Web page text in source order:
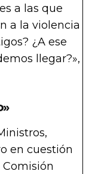
a las que
a la violencia
¿A ese
llegar?»,
en cuestión
Comisión